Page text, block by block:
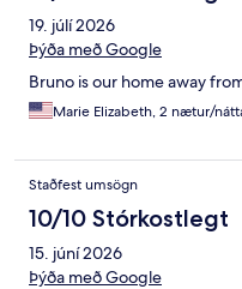
19. júlí 2026
Þýða með Google
Bruno is our home away
Marie Elizabeth, 2 nætur/
Staðfest umsögn
10/10 Stórkostlegt
15. júní 2026
Þýða með Google